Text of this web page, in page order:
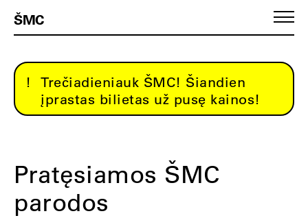
ŠMC
Trečiadieniauk ŠMC! Šiandien
įprastas bilietas už pusę kainos!
Pratęsiamos ŠMC
parodos